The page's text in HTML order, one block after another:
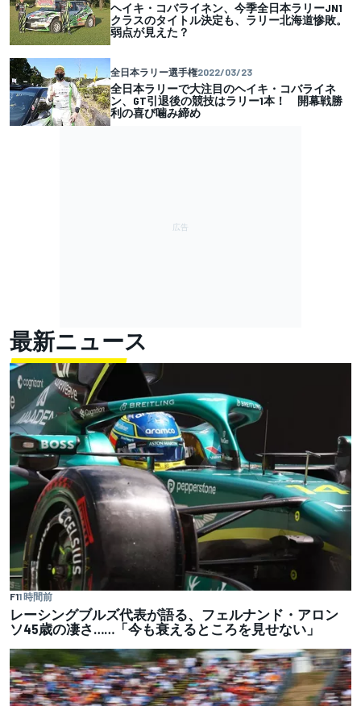
ヘイキ・コバライネン、今季全日本ラリーJN1
クラスのタイトル決定も、ラリー北海道惨敗。
弱点が見えた？
全日本ラリー選手権2022/03/23
全日本ラリーで大注目のヘイキ・コバライネ
ン、GT引退後の競技はラリー1本！ 開幕戦勝
利の喜び噛み締め
最新ニュース
F11 時間前
レーシングブルズ代表が語る、フェルナンド・アロン
ソ45歳の凄さ……「今も衰えるところを見せない」